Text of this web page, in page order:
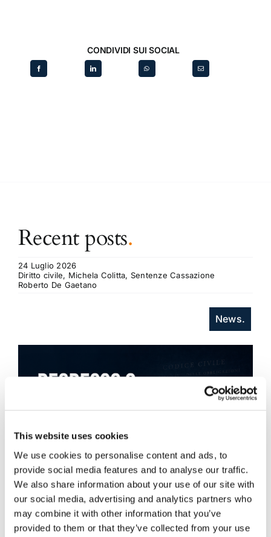
This website uses cookies
We use cookies to personalise content and ads, to
provide social media features and to analyse our traffic.
We also share information about your use of our site with
our social media, advertising and analytics partners who
may combine it with other information that you’ve
provided to them or that they’ve collected from your use
CONDIVIDI SUI SOCIAL
Recent posts.
24 Luglio 2026
Diritto civile, Michela Colitta, Sentenze Cassazione
Roberto De Gaetano
News.